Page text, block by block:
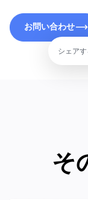
お問い合わせ
お問い合わせ
シェアす
そ